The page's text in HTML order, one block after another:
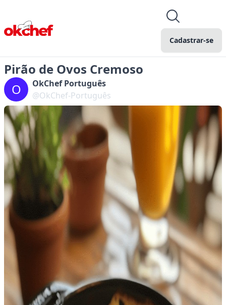
Cadastrar-se
Pirão de Ovos Cremoso
O
OkChef Português
@OkChef-Português